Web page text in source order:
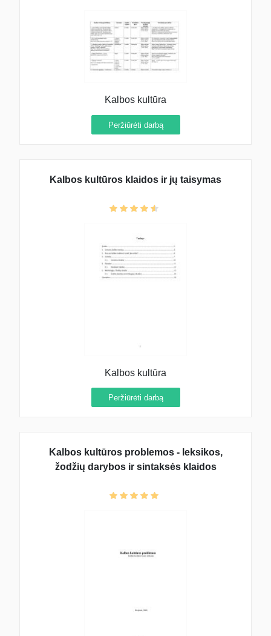
Kalbos kultūra
Peržiūrėti darbą
Kalbos kultūros klaidos ir jų taisymas
Kalbos kultūra
Peržiūrėti darbą
Kalbos kultūros problemos - leksikos,
žodžių darybos ir sintaksės klaidos